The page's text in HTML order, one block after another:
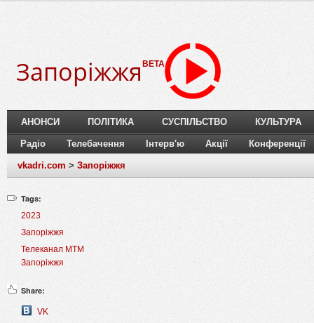
Запоріжжя BETA
АНОНСИ ПОЛІТИКА СУСПІЛЬСТВО КУЛЬТУРА
Радіо Телебачення Інтерв'ю Акції Конференції
vkadri.com > Запоріжжя
Tags:
2023
Запоріжжя
Телеканал МТМ
Запоріжжя
Share:
VK